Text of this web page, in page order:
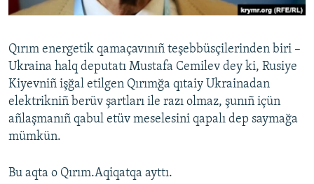
QOŞULIÑIZ!
RFE/RS bütün saytları
Qırım energetik qamaçavınıñ teşebbüsçilerinden biri –
Ukraina halq deputatı Mustafa Cemilev dey ki, Rusiye
Kiyevniñ işğal etilgen Qırımğa qıtaiy Ukrainadan
elektrikniñ berüv şartları ile razı olmaz, şunıñ içün
añlaşmanıñ qabul etüv meselesini qapalı dep saymağa
mümkün.
Bu aqta o Qırım.Aqiqatqa ayttı.